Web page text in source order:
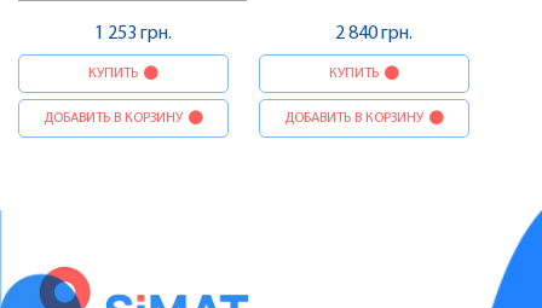
1 253 грн.
КУПИТЬ
ДОБАВИТЬ В КОРЗИНУ
2 840 грн.
КУПИТЬ
ДОБАВИТЬ В КОРЗИНУ